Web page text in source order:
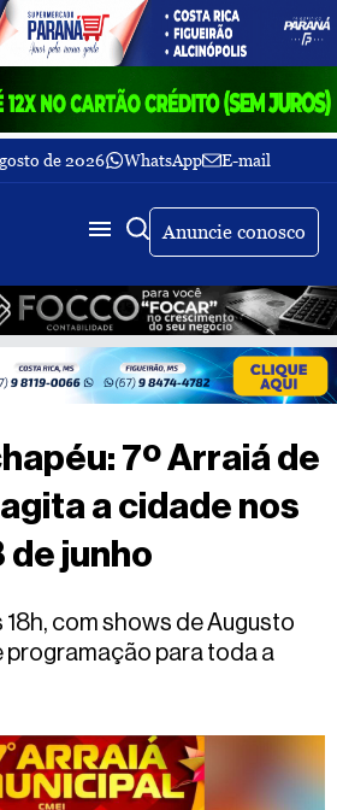
de 2026 WhatsApp E-mail
Anuncie conosco
Buscar
7º Arraiá de
a cidade nos
de junho
18h, com shows de Augusto
programação para toda a